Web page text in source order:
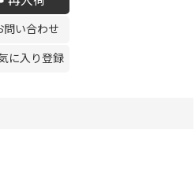
問い合わせ
に入り登録